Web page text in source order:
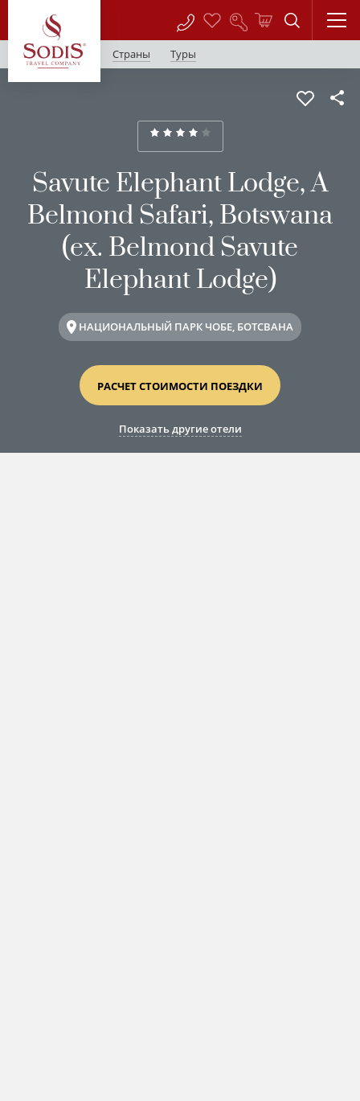
Страны Туры
Savute Elephant Lodge, A
Belmond Safari, Botswana
(ex. Belmond Savute
Elephant Lodge)
НАЦИОНАЛЬНЫЙ ПАРК ЧОБЕ, БОТСВАНА
РАСЧЕТ СТОИМОСТИ ПОЕЗДКИ
Показать другие отели